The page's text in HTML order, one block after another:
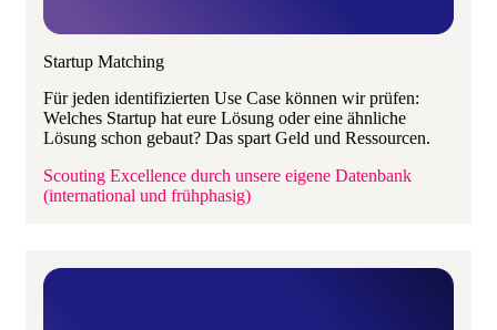
Startup Matching
Für jeden identifizierten Use Case können wir prüfen:
Welches Startup hat eure Lösung oder eine ähnliche
Lösung schon gebaut? Das spart Geld und Ressourcen.
Scouting Excellence durch unsere eigene Datenbank
(international und frühphasig)